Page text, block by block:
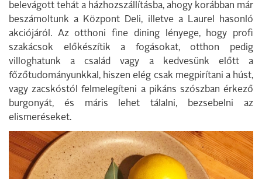
belevágott tehát a házhozszállításba, ahogy korábban már
beszámoltunk a Központ Deli, illetve a Laurel hasonló
akciójáról. Az otthoni fine dining lényege, hogy profi
szakácsok előkészítik a fogásokat, otthon pedig
villoghatunk a család vagy a kedvesünk előtt a
főzőtudományunkkal, hiszen elég csak megpirítani a húst,
vagy zacskóstól felmelegíteni a pikáns szószban érkező
burgonyát, és máris lehet tálalni, bezsebelni az
elismeréseket.